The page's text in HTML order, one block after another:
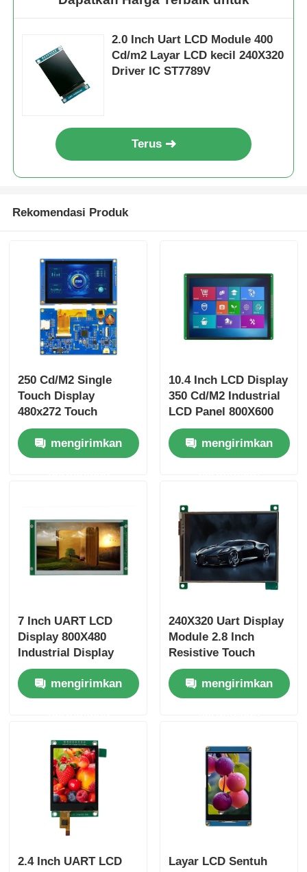
2.0 Inch Uart LCD Module 400
Cd/m2 Layar LCD kecil 240X320
Driver IC ST7789V
Terus
Rekomendasi Produk
250 Cd/M2 Single
Touch Display
480x272 Touch
Screen Module 4.3
Inch Driver IC T5L0
mengirimkan
10.4 Inch LCD Display
350 Cd/M2 Industrial
LCD Panel 800X600
RGB Interface
mengirimkan
7 Inch UART LCD
Display 800X480
Industrial Display
Module Portable
dengan SPI Interface
mengirimkan
240X320 Uart Display
Module 2.8 Inch
Resistive Touch
Screen Display 500
Cd/M2mengirimkan
2.4 Inch UART LCD
Layar LCD Sentuh